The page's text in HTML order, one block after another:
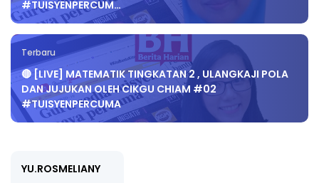
#TUISYENPERCUM…
Terbaru
🔴 [LIVE] MATEMATIK TINGKATAN 2 , ULANGKAJI POLA
DAN JUJUKAN OLEH CIKGU CHIAM #02
#TUISYENPERCUMA
YU.ROSMELIANY